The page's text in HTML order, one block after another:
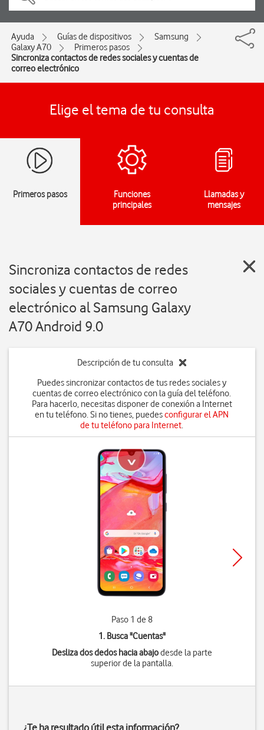
Ayuda Guías de dispositivos
Samsung
Galaxy A70
Primeros pasos
Sincroniza contactos de redes sociales y cuentas de
correo electrónico
Elige el tema de tu consulta
Primeros pasos
Funciones
principales
Llamadas y
mensajes
Sincroniza contactos de redes
sociales y cuentas de correo
electrónico al Samsung Galaxy
A70 Android 9.0
Descripción de tu consulta
Puedes sincronizar contactos de tus redes sociales y
cuentas de correo electrónico con la guía del teléfono.
Para hacerlo, necesitas disponer de conexión a Internet
en tu teléfono. Si no tienes, puedesconfigurar el APN
de tu teléfono para Internet.
Paso 1 de 8
1. Busca "Cuentas"
Desliza dos dedos hacia abajodesde la parte
superior de la pantalla.
¿Te ha resultado útil esta información?